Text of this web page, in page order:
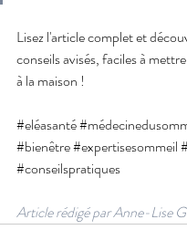
Lisez l'article complet et
conseils avisés, faciles à
à la maison !
#eléasanté
#bienêtre#expertisesommeil
#conseilspratiques
Article rédigé par Anne-Lise